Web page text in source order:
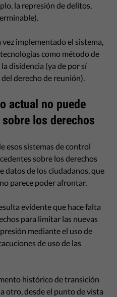
la represión de delitos,
vez implementado el sistema,
como método de
disidencia (ya de por sí
derecho de reunión).
actual no puede
los derechos
esos sistemas de control
sobre los derechos
datos de los ciudadanos, que
parece poder afrontar.
evidente que hace falta
para limitar las nuevas
mediante el uso de
de uso de las
histórico de transición
otro, desde el punto de vista